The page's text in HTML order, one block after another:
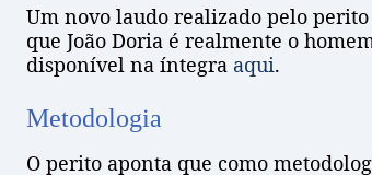
Um novo laudo realizado pelo
que João Doria é realmente o
disponível na íntegra aqui.
Metodologia
O perito aponta que como